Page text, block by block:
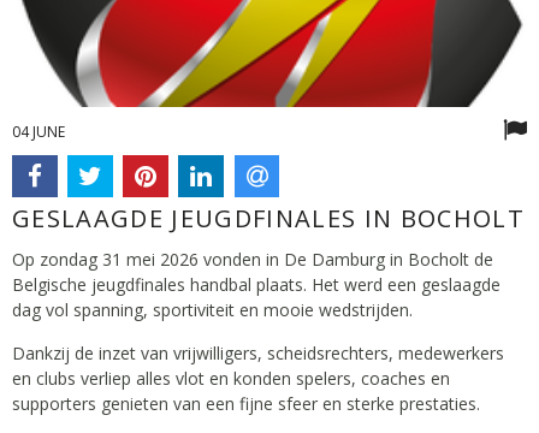
04 JUNE
GESLAAGDE JEUGDFINALES IN BOCHOLT
Op zondag 31 mei 2026 vonden in De Damburg in Bocholt de
Belgische jeugdfinales handbal plaats. Het werd een geslaagde
dag vol spanning, sportiviteit en mooie wedstrijden.
Dankzij de inzet van vrijwilligers, scheidsrechters, medewerkers
en clubs verliep alles vlot en konden spelers, coaches en
supporters genieten van een fijne sfeer en sterke prestaties.